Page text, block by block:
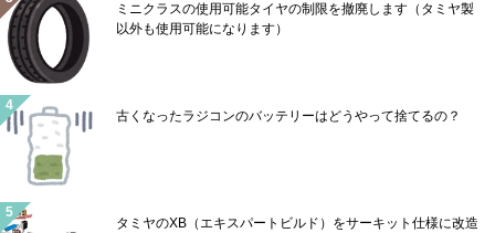
ミニクラスの使用可能タイヤの制限を撤廃します（タミヤ製
以外も使用可能になります）
古くなったラジコンのバッテリーはどうやって捨てるの？
タミヤのXB（エキスパートビルド）をサーキット仕様に改造